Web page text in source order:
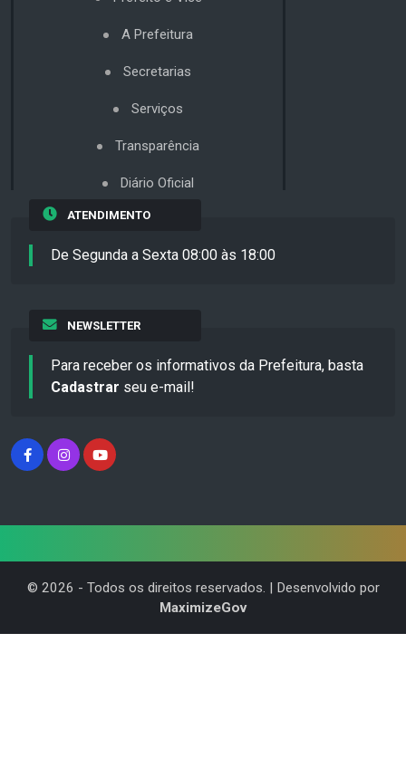
A Prefeitura
Secretarias
Serviços
Transparência
Diário Oficial
ATENDIMENTO
De Segunda a Sexta 08:00 às 18:00
NEWSLETTER
Para receber os informativos da Prefeitura, basta
Cadastrar seu e-mail!
© 2026 - Todos os direitos reservados. | Desenvolvido por
MaximizeGov